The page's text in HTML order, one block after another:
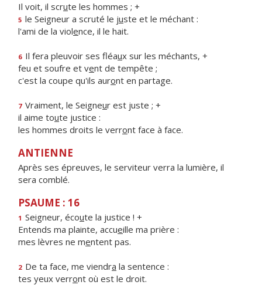
Il voit, il scrute les hommes ; +
5 le Seigneur a scruté le juste et le méchant :
l'ami de la violence, il le hait.
6 Il fera pleuvoir ses fléaux sur les méchants, +
feu et soufre et vent de tempête ;
c'est la coupe qu'ils auront en partage.
7 Vraiment, le Seigneur est juste ; +
il aime toute justice :
les hommes droits le verront face à face.
ANTIENNE
Après ses épreuves, le serviteur verra la lumière, il
sera comblé.
PSAUME : 16
1 Seigneur, écoute la justice ! +
Entends ma plainte, accueille ma prière :
mes lèvres ne mentent pas.
2 De ta face, me viendra la sentence :
tes yeux verront où est le droit.